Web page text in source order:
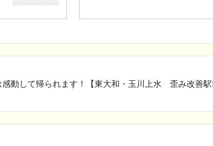
感動して帰られます！【東大和・玉川上水 歪み改善駅